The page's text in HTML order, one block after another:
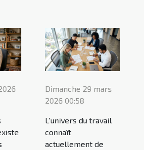
Dimanche 29 mars
2026 00:58
L'univers du travail
connaît
actuellement de